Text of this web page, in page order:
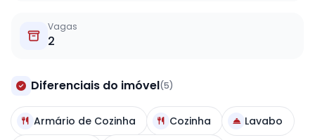
Vagas
2
Diferenciais do imóvel(5)
Armário de Cozinha Cozinha
Lavabo